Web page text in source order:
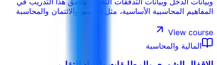
المفاهيم المحاسبية الأساسية، مثل الخصم والائتمان والمحاسبة
كيف تقوم الشركات بتسجيل معاملاتها المالية والإبلاغ عنها، مما
يوفر لك القدرة على فهم الصحة المالية لأي مؤسسة. هذا مفيد جداً
لأي شخص يريد أن يفهم كيف تتحرك الأموال من خلال الشركات.
View course
المالية والمحاسبة